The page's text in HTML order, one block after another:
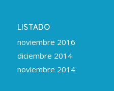
LISTADO
noviembre 2016
diciembre 2014
noviembre 2014